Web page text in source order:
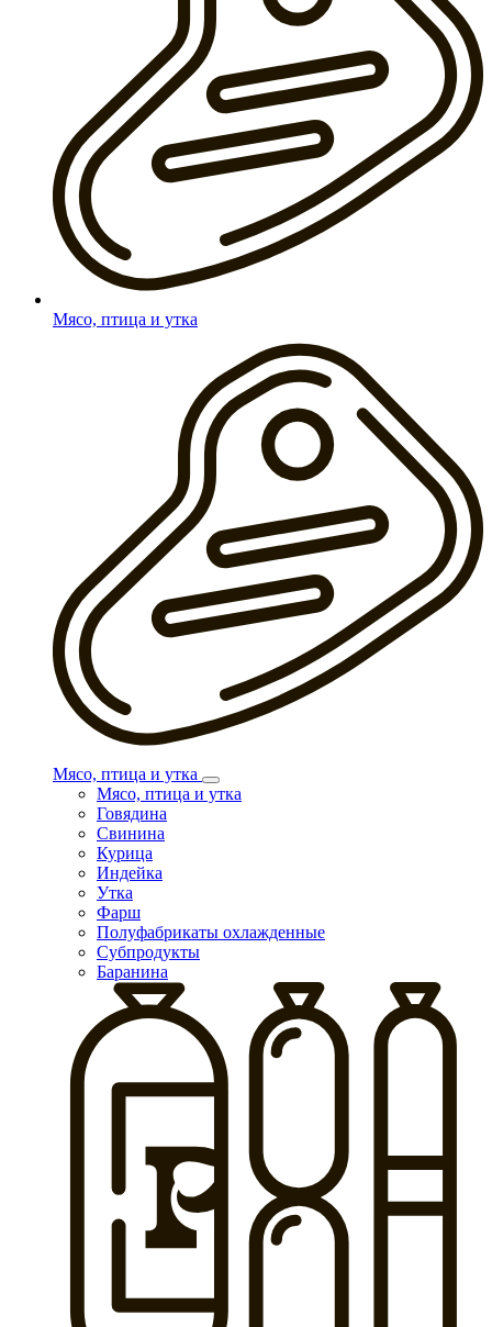
Мясо, птица и утка
Мясо, птица и утка
Мясо, птица и утка
Говядина
Свинина
Курица
Индейка
Утка
Фарш
Полуфабрикаты охлажденные
Субпродукты
Баранина